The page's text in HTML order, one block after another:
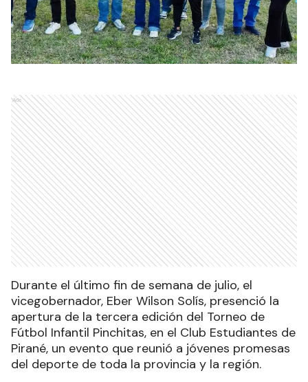
Ads
Durante el último fin de semana de julio, el
vicegobernador, Eber Wilson Solís, presenció la
apertura de la tercera edición del Torneo de
Fútbol Infantil Pinchitas, en el Club Estudiantes de
Pirané, un evento que reunió a jóvenes promesas
del deporte de toda la provincia y la región.